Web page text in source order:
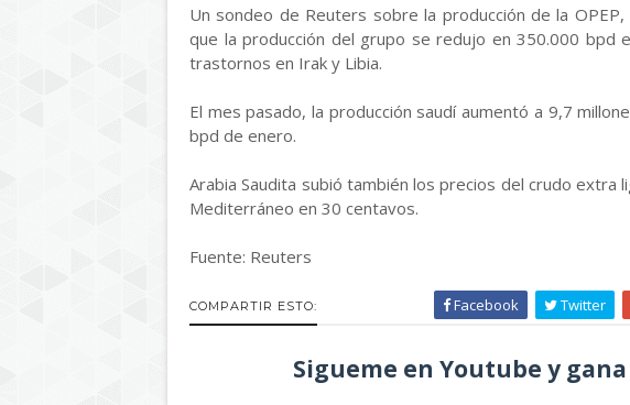
Un sondeo de Reuters sobre la producción de la
que la producción del grupo se redujo en 350.000 bpd
trastornos en Irak y Libia.
El mes pasado, la producción saudí aumentó a 9,7
bpd de enero.
Arabia Saudita subió también los precios del crudo extra
Mediterráneo en 30 centavos.
Fuente: Reuters
COMPARTIR ESTO: Facebook Twitter
Sigueme en Youtube y